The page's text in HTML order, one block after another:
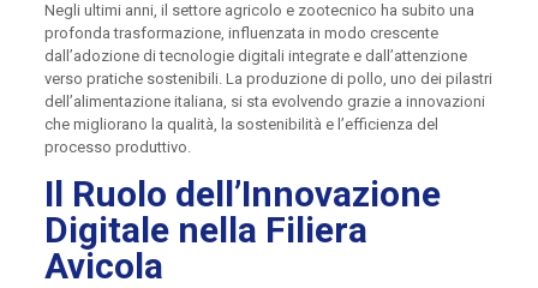
Negli ultimi anni, il settore agricolo e zootecnico ha subito una
profonda trasformazione, influenzata in modo crescente
dall’adozione di tecnologie digitali integrate e dall’attenzione
verso pratiche sostenibili. La produzione di pollo, uno dei pilastri
dell’alimentazione italiana, si sta evolvendo grazie a innovazioni
che migliorano la qualità, la sostenibilità e l’efficienza del
processo produttivo.
Il Ruolo dell’Innovazione
Digitale nella Filiera
Avicola